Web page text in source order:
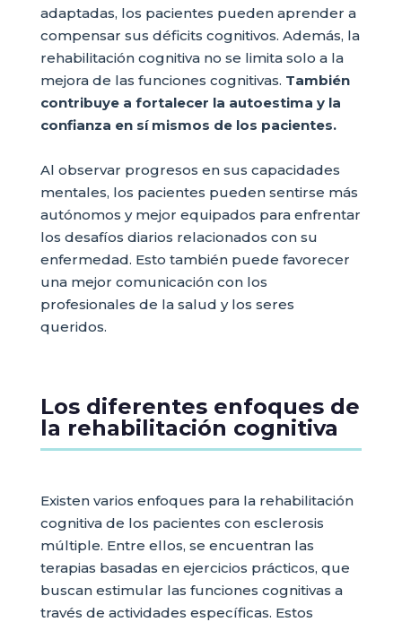
adaptadas, los pacientes pueden aprender a
compensar sus déficits cognitivos. Además, la
rehabilitación cognitiva no se limita solo a la
mejora de las funciones cognitivas. También
contribuye a fortalecer la autoestima y la
confianza en sí mismos de los pacientes.
Al observar progresos en sus capacidades
mentales, los pacientes pueden sentirse más
autónomos y mejor equipados para enfrentar
los desafíos diarios relacionados con su
enfermedad. Esto también puede favorecer
una mejor comunicación con los
profesionales de la salud y los seres
queridos.
Los diferentes enfoques de
la rehabilitación cognitiva
Existen varios enfoques para la rehabilitación
cognitiva de los pacientes con esclerosis
múltiple. Entre ellos, se encuentran las
terapias basadas en ejercicios prácticos, que
buscan estimular las funciones cognitivas a
través de actividades específicas. Estos